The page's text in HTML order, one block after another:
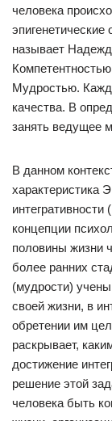
человека
называет
Мудростью.
качества. В
занять ведущее
В данном
характеристика
концепции
половины жизни
более ранних
(мудрости)
своей жизни, в
обретении им
раскрывает,
достижение
решение этой
человека быть